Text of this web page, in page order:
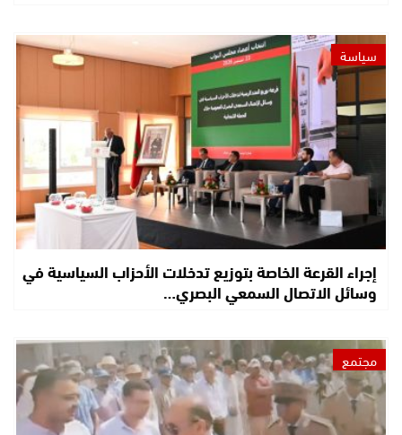
سياسة
إجراء القرعة الخاصة بتوزيع تدخلات الأحزاب السياسية في
وسائل الاتصال السمعي البصري…
مجتمع